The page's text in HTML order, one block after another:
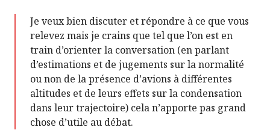
Je veux bien discuter et répondre à ce que vous
relevez mais je crains que tel que l’on est en
train d’orienter la conversation (en parlant
d’estimations et de jugements sur la normalité
ou non de la présence d’avions à différentes
altitudes et de leurs effets sur la condensation
dans leur trajectoire) cela n’apporte pas grand
chose d’utile au débat.